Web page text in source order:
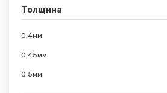
Толщина
0,4мм
0,45мм
0,5мм